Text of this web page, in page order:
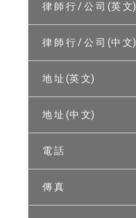
律 師 行 / 公 司 (英 文)
律 師 行 / 公 司 (中 文)
地 址 (英 文)
地 址 (中 文)
電 話
傳 真